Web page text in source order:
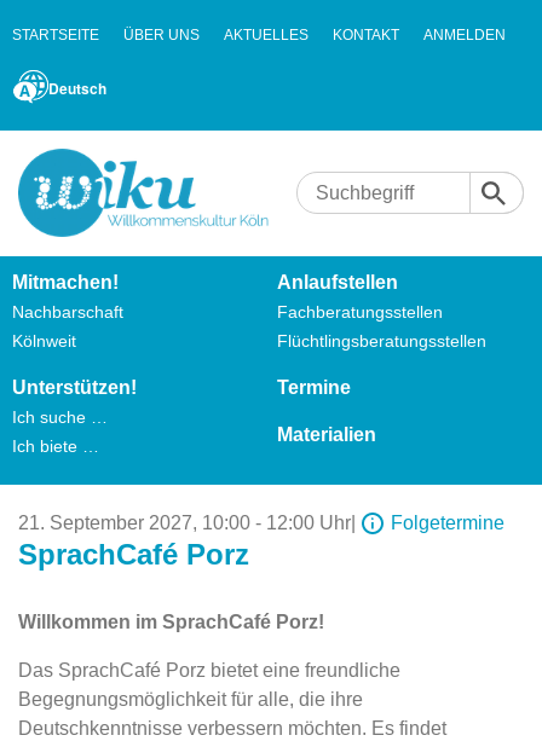
STARTSEITE ÜBER UNS AKTUELLES KONTAKT ANMELDEN
Deutsch
Mitmachen!
Nachbarschaft
Kölnweit
Anlaufstellen
Fachberatungsstellen
Flüchtlingsberatungsstellen
Unterstützen!
Ich suche …
Ich biete …
Termine
Materialien
21. September 2027, 10:00 - 12:00 Uhr Folgetermine
SprachCafé Porz
Willkommen im SprachCafé Porz!
Das SprachCafé Porz bietet eine freundliche
Begegnungsmöglichkeit für alle, die ihre
Deutschkenntnisse verbessern möchten. Es findet